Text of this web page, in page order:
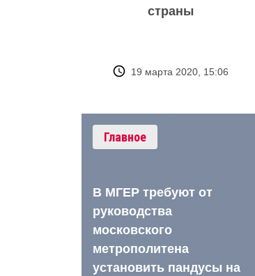
страны
19 марта 2020, 15:06
Главное
В МГЕР требуют от
руководства
московского
метрополитена
установить пандусы на